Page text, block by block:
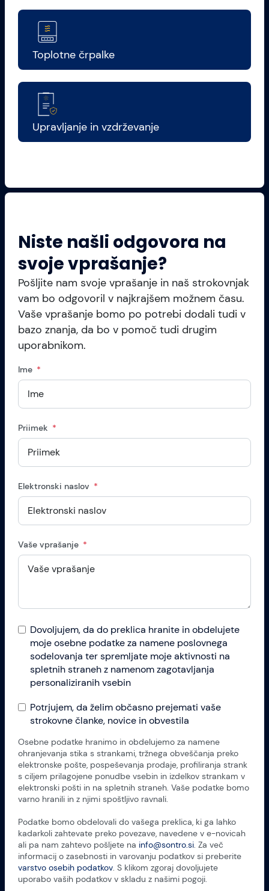
Toplotne črpalke
Upravljanje in vzdrževanje
Niste našli odgovora na
svoje vprašanje?
Pošljite nam svoje vprašanje in naš strokovnjak
vam bo odgovoril v najkrajšem možnem času.
Vaše vprašanje bomo po potrebi dodali tudi v
bazo znanja, da bo v pomoč tudi drugim
uporabnikom.
Ime
Priimek
Elektronski naslov
Vaše vprašanje
Dovoljujem, da do preklica hranite in obdelujete
moje osebne podatke za namene poslovnega
sodelovanja ter spremljate moje aktivnosti na
spletnih straneh z namenom zagotavljanja
personaliziranih vsebin
Potrjujem, da želim občasno prejemati vaše
strokovne članke, novice in obvestila
Osebne podatke hranimo in obdelujemo za namene
ohranjevanja stika s strankami, tržnega obveščanja preko
elektronske pošte, pospeševanja prodaje, profiliranja strank
s ciljem prilagojene ponudbe vsebin in izdelkov strankam v
elektronski pošti in na spletnih straneh. Vaše podatke bomo
varno hranili in z njimi spoštljivo ravnali.
Podatke bomo obdelovali do vašega preklica, ki ga lahko
kadarkoli zahtevate preko povezave, navedene v e-novicah
ali pa nam zahtevo pošljete na info@sontro.si. Za več
informacij o zasebnosti in varovanju podatkov si preberite
varstvo osebih podatkov. S klikom zgoraj dovoljujete
uporabo vaših podatkov v skladu z našimi pogoji.